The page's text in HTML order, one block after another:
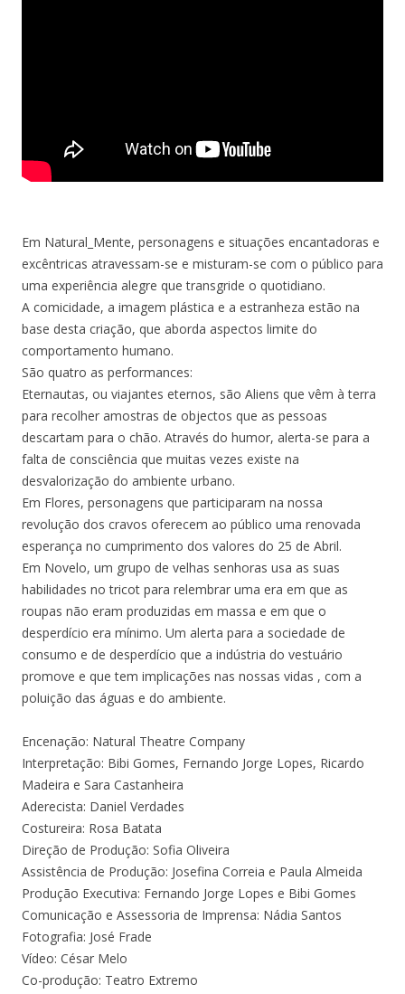
Em Natural_Mente, personagens e situações encantadoras e
excêntricas atravessam-se e misturam-se com o público para
uma experiência alegre que transgride o quotidiano.
A comicidade, a imagem plástica e a estranheza estão na
base desta criação, que aborda aspectos limite do
comportamento humano.
São quatro as performances:
Eternautas, ou viajantes eternos, são Aliens que vêm à terra
para recolher amostras de objectos que as pessoas
descartam para o chão. Através do humor, alerta-se para a
falta de consciência que muitas vezes existe na
desvalorização do ambiente urbano.
Em Flores, personagens que participaram na nossa
revolução dos cravos oferecem ao público uma renovada
esperança no cumprimento dos valores do 25 de Abril.
Em Novelo, um grupo de velhas senhoras usa as suas
habilidades no tricot para relembrar uma era em que as
roupas não eram produzidas em massa e em que o
desperdício era mínimo. Um alerta para a sociedade de
consumo e de desperdício que a indústria do vestuário
promove e que tem implicações nas nossas vidas , com a
poluição das águas e do ambiente.
Encenação: Natural Theatre Company
Interpretação: Bibi Gomes, Fernando Jorge Lopes, Ricardo
Madeira e Sara Castanheira
Aderecista: Daniel Verdades
Costureira: Rosa Batata
Direção de Produção: Sofia Oliveira
Assistência de Produção: Josefina Correia e Paula Almeida
Produção Executiva: Fernando Jorge Lopes e Bibi Gomes
Comunicação e Assessoria de Imprensa: Nádia Santos
Fotografia: José Frade
Vídeo: César Melo
Co-produção: Teatro Extremo